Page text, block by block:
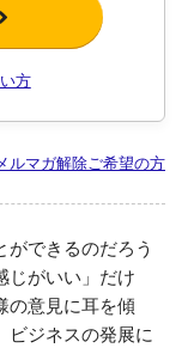
方
ルマガ解除ご希望の方
できるのだろう
じがいい」だけ
の意見に耳を傾
ビジネスの発展に